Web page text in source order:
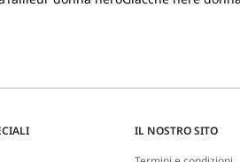
IL NOSTRO SITO